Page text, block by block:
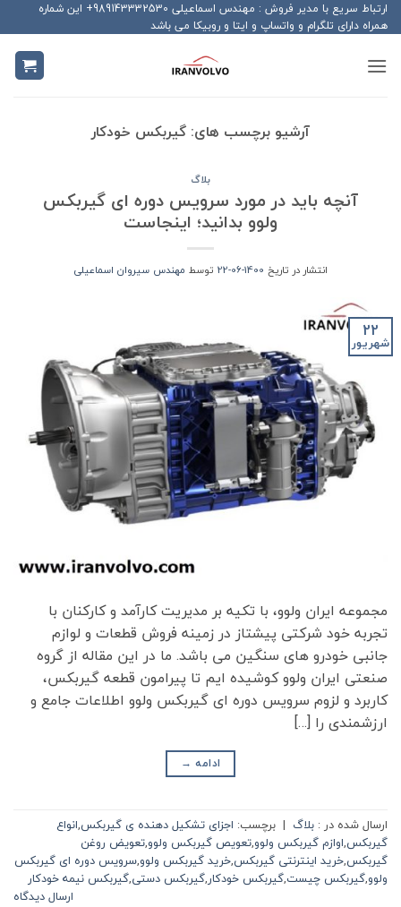
Skip
to
content
ارتباط سریع با مدیر فروش : مهندس اسماعیلی 989143332530+ این شماره
همراه دارای تلگرام و واتساپ و ایتا و روبیکا می باشد
آرشیو برچسب های: گیربکس خودکار
بلاگ
آنچه باید در مورد سرویس دوره ای گیربکس
ولوو بدانید؛ اینجاست
انتشار در تاریخ 1400-06-22 توسط مهندس سیروان اسماعیلی
22
شهریور
مجموعه ایران ولوو، با تکیه بر مدیریت کارآمد و کارکنان با
تجربه خود شرکتی پیشتاز در زمینه فروش قطعات و لوازم
جانبی خودرو های سنگین می باشد. ما در این مقاله از گروه
صنعتی ایران ولوو کوشیده ایم تا پیرامون قطعه گیربکس،
کاربرد و لزوم سرویس دوره ای گیربکس ولوو اطلاعات جامع و
ارزشمندی را […]
ادامه →
ارسال شده در : بلاگ | برچسب: اجزای تشکیل دهنده ی گیربکس,انواع
گیربکس,اوازم گیربکس ولوو,تعویص گیربکس ولوو,تعویض روغن
گیربکس,خرید اینترنتی گیربکس,خرید گیربکس ولوو,سرویس دوره ای گیربکس
ولوو,گیربکس چیست,گیربکس خودکار,گیربکس دستی,گیربکس نیمه خودکار
ارسال دیدگاه